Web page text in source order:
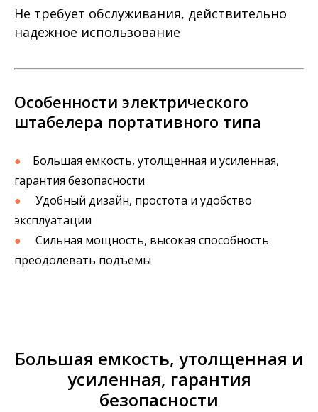
Не требует обслуживания, действительно
надежное использование
Особенности электрического
штабелера портативного типа
●
Большая емкость, утолщенная и усиленная,
гарантия безопасности
● Удобный дизайн, простота и удобство
эксплуатации
● Сильная мощность, высокая способность
преодолевать подъемы
Большая емкость, утолщенная и
усиленная, гарантия
безопасности